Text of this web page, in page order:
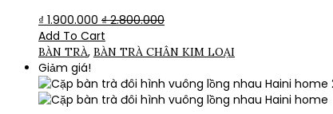
₫ 1.900.000 ₫2.800.000
Add To Cart
BÀN TRÀ, BÀN TRÀ CHÂN KIM LOẠI
Giảm giá!